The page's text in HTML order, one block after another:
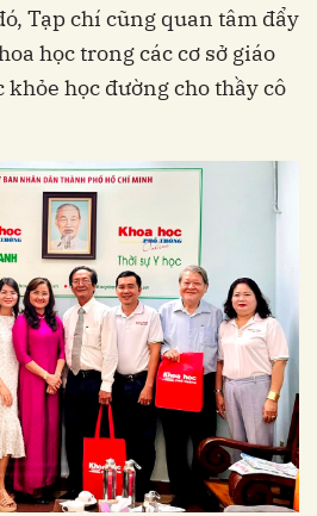
Tạp chí cũng quan tâm đẩy
học trong các cơ sở giáo
khỏe học đường cho thầy cô